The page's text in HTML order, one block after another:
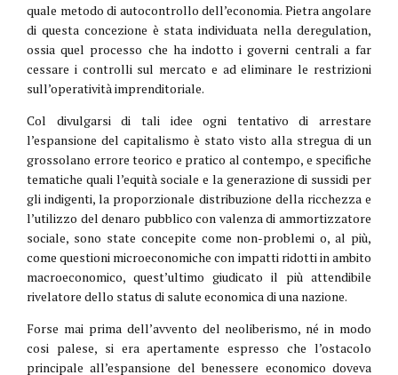
quale metodo di autocontrollo dell’economia. Pietra angolare
di questa concezione è stata individuata nella deregulation,
ossia quel processo che ha indotto i governi centrali a far
cessare i controlli sul mercato e ad eliminare le restrizioni
sull’operatività imprenditoriale.
Col divulgarsi di tali idee ogni tentativo di arrestare
l’espansione del capitalismo è stato visto alla stregua di un
grossolano errore teorico e pratico al contempo, e specifiche
tematiche quali l’equità sociale e la generazione di sussidi per
gli indigenti, la proporzionale distribuzione della ricchezza e
l’utilizzo del denaro pubblico con valenza di ammortizzatore
sociale, sono state concepite come non-problemi o, al più,
come questioni microeconomiche con impatti ridotti in ambito
macroeconomico, quest’ultimo giudicato il più attendibile
rivelatore dello status di salute economica di una nazione.
Forse mai prima dell’avvento del neoliberismo, né in modo
cosi palese, si era apertamente espresso che l’ostacolo
principale all’espansione del benessere economico doveva